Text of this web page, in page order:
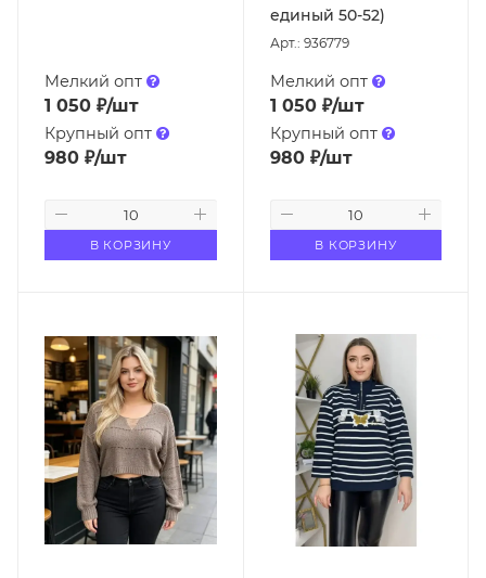
Мелкий опт
1 050 ₽/шт
Крупный опт
980 ₽/шт
В КОРЗИНУ
единый 50-52)
Арт.: 936779
Мелкий опт
1 050₽/шт
Крупный опт
980₽/шт
В КОРЗИНУ